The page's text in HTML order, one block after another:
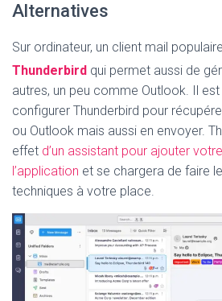
Alternatives
Sur ordinateur, un client mail
Thunderbird qui permet aussi de
autres, un peu comme Outlook. Il
configurer Thunderbird pour
ou Outlook mais aussi en envoyer.
effet d’un assistant pour ajouter
l’application et se chargera de faire
techniques à votre place.